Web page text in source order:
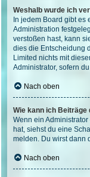
Weshalb wurde ich
In jedem Board gibt
Administration
verstoßen hast, kann
dies die Entscheidung
Limited nichts mit
Administrator, sofern
Nach oben
Wie kann ich Beiträge
Wenn ein
hat, siehst du eine
melden. Du wirst dann
Nach oben